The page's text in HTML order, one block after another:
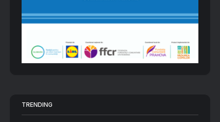
TRENDING